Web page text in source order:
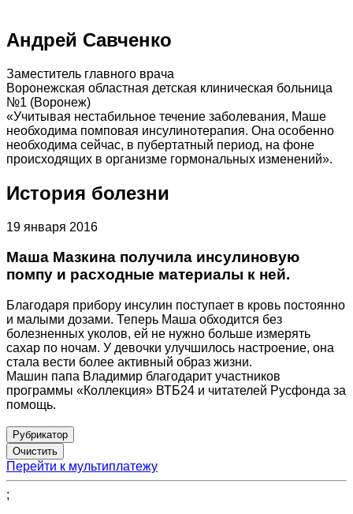
Андрей Савченко
Заместитель главного врача
Воронежская областная детская клиническая больница
№1 (Воронеж)
«Учитывая нестабильное течение заболевания, Маше
необходима помповая инсулинотерапия. Она особенно
необходима сейчас, в пубертатный период, на фоне
происходящих в организме гормональных изменений».
История болезни
19 января 2016
Маша Мазкина получила инсулиновую
помпу и расходные материалы к ней.
Благодаря прибору инсулин поступает в кровь постоянно
и малыми дозами. Теперь Маша обходится без
болезненных уколов, ей не нужно больше измерять
сахар по ночам. У девочки улучшилось настроение, она
стала вести более активный образ жизни.
Машин папа Владимир благодарит участников
программы «Коллекция» ВТБ24 и читателей Русфонда за
помощь.
Рубрикатор
Перейти к мультиплатежу
;